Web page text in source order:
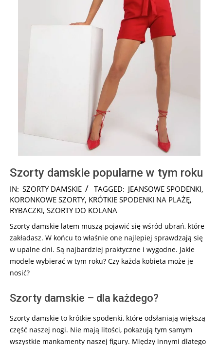
Szorty damskie popularne w tym roku
2026-
07-
31
IN: SZORTY DAMSKIE TAGGED: JEANSOWE SPODENKI,
KORONKOWE SZORTY, KRÓTKIE SPODENKI NA PLAŻĘ,
RYBACZKI, SZORTY DO KOLANA
Szorty damskie latem muszą pojawić się wśród ubrań, które
zakładasz. W końcu to właśnie one najlepiej sprawdzają się
w upalne dni. Są najbardziej praktyczne i wygodne. Jakie
modele wybierać w tym roku? Czy każda kobieta może je
nosić?
Szorty damskie – dla każdego?
Szorty damskie to krótkie spodenki, które odsłaniają większą
część naszej nogi. Nie mają litości, pokazują tym samym
wszystkie mankamenty naszej figury. Między innymi dlatego